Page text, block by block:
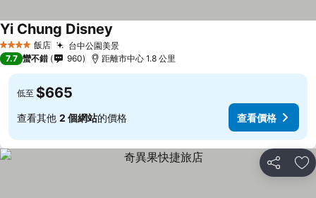
4 星級 飯店 台中公園美景查看價格
Yi Chung Disney
7.7 蠻不錯 960 距離市中心 1.8 公里
低至 $665
查看其他 2 個網站的價格 查看價格
分享 加